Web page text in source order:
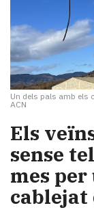
Un dels pals amb els
ACN
Els
sense
mes
cablejat